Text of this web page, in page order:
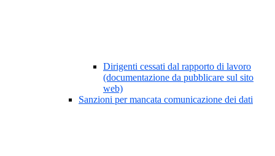
Dirigenti cessati dal rapporto di lavoro
(documentazione da pubblicare sul sito
web)
Sanzioni per mancata comunicazione dei dati